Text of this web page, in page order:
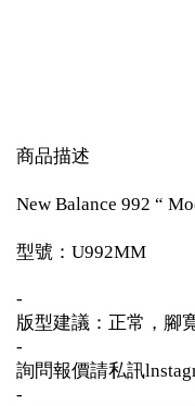
商品描述
New Balance 992 “
型號：U992MM
-
版型建議：正常，腳
-
詢問報價請私訊
-